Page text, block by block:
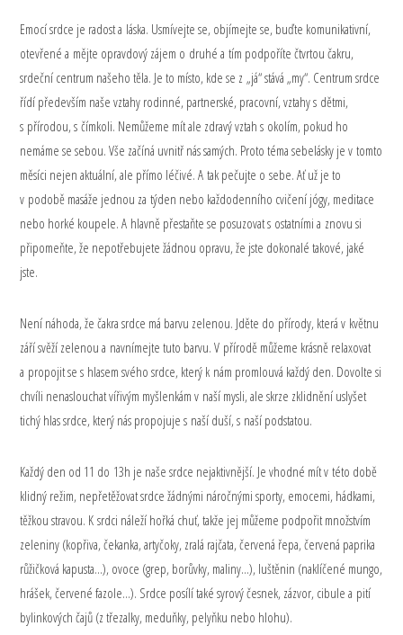
Emocí srdce je radost a láska. Usmívejte se, objímejte se, buďte komunikativní,
otevřené a mějte opravdový zájem o druhé a tím podpoříte čtvrtou čakru,
srdeční centrum našeho těla. Je to místo, kde se z „já“ stává „my“. Centrum srdce
řídí především naše vztahy rodinné, partnerské, pracovní, vztahy s dětmi,
s přírodou, s čímkoli. Nemůžeme mít ale zdravý vztah s okolím, pokud ho
nemáme se sebou. Vše začíná uvnitř nás samých. Proto téma sebelásky je v tomto
měsíci nejen aktuální, ale přímo léčivé. A tak pečujte o sebe. Ať už je to
v podobě masáže jednou za týden nebo každodenního cvičení jógy, meditace
nebo horké koupele. A hlavně přestaňte se posuzovat s ostatními a znovu si
připomeňte, že nepotřebujete žádnou opravu, že jste dokonalé takové, jaké
jste.
Není náhoda, že čakra srdce má barvu zelenou. Jděte do přírody, která v květnu
září svěží zelenou a navnímejte tuto barvu. V přírodě můžeme krásně relaxovat
a propojit se s hlasem svého srdce, který k nám promlouvá každý den. Dovolte si
chvíli nenaslouchat vířivým myšlenkám v naší mysli, ale skrze zklidnění uslyšet
tichý hlas srdce, který nás propojuje s naší duší, s naší podstatou.
Každý den od 11 do 13h je naše srdce nejaktivnější. Je vhodné mít v této době
klidný režim, nepřetěžovat srdce žádnými náročnými sporty, emocemi, hádkami,
těžkou stravou. K srdci náleží hořká chuť, takže jej můžeme podpořit množstvím
zeleniny (kopřiva, čekanka, artyčoky, zralá rajčata, červená řepa, červená paprika
růžičková kapusta…), ovoce (grep, borůvky, maliny…), luštěnin (naklíčené mungo,
hrášek, červené fazole…). Srdce posílí také syrový česnek, zázvor, cibule a pití
bylinkových čajů (z třezalky, meduňky, pelyňku nebo hlohu).